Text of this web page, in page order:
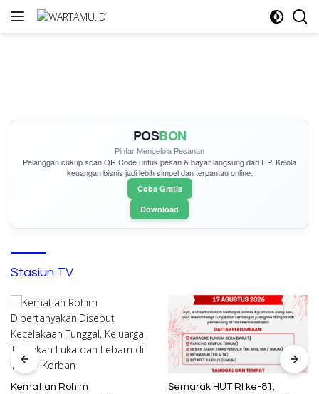
Langsung
POSBON
Pintar Mengelola Pesanan
Pelanggan cukupscan QR Codeuntuk pesan & bayar langsung dari HP. Kelola
keuangan bisnis jadi lebih simpel dan terpantau online.
Coba Gratis
Download
Stasiun TV
Kematian Rohim
Semarak HUT RI ke-81,